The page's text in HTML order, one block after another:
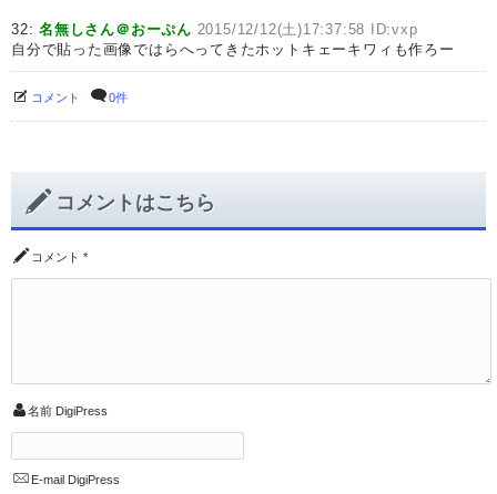
32:名無しさん＠おーぷん 2015/12/12(土)17:37:58 ID:vxp
自分で貼った画像ではらへってきたホットキェーキワィも作ろー
コメント 0件
コメントはこちら
コメント *
名前 DigiPress
E-mail DigiPress